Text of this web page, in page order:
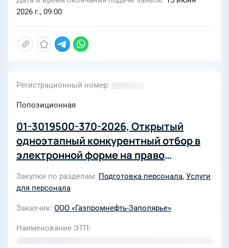
2026 г., 09:00
Регистрационный номер
Попозиционная
01-3019500-370-2026, Открытый
одноэтапный конкурентный отбор в
электронной форме на право
комплекса услуг по организации и
с обучением и развитием персонала
(презентаций, конференций,
Закупки по разделам Подготовка персонала, Услуги
для персонала
Заказчик ООО «Газпромнефть-Заполярье»
Наименование ЭТП